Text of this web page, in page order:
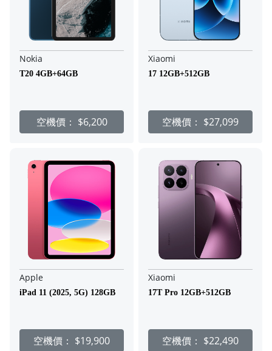
Nokia
T20 4GB+64GB
空機價： $6,200
Xiaomi
17 12GB+512GB
空機價： $27,099
Apple
iPad 11 (2025, 5G) 128GB
空機價： $19,900
Xiaomi
17T Pro 12GB+512GB
空機價： $22,490